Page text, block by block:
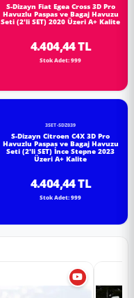
S-Dizayn Fiat Egea Cross 3D Pro
Havuzlu Paspas ve Bagaj Havuzu
Seti (2'li SET) 2020 Üzeri A+ Kalite
4.404,44 TL
Stok Adet: 999
3SET-SDZ039
S-Dizayn Citroen C4X 3D Pro
Havuzlu Paspas ve Bagaj Havuzu
Seti (2'li SET) İnce Stepne 2023
Üzeri A+ Kalite
4.404,44 TL
Stok Adet: 999